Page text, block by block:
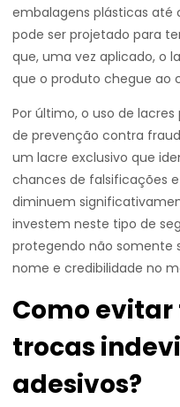
embalagens plásticas até
pode ser projetado para
que, uma vez aplicado, o
que o produto chegue ao
Por último, o uso de
de prevenção contra
um lacre exclusivo que
chances de falsificações
diminuem
investem neste tipo de
protegendo não somente
nome e credibilidade no
Como
trocas
adesivos?